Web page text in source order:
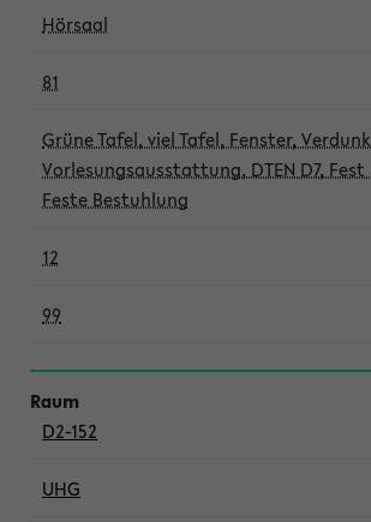
Hörsaal
81
Grüne Tafel, viel Tafel, Fenster,
Vorlesungsausstattung, DTEN D7,
Feste Bestuhlung
12
99
D2-152
UHG